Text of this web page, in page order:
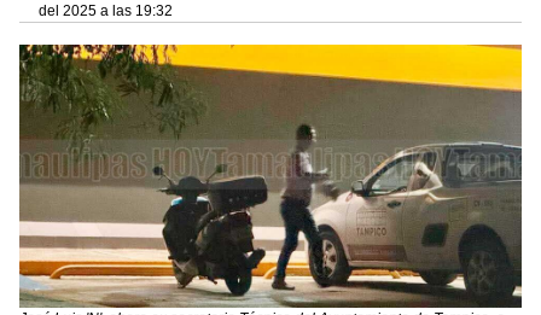
del 2025 a las 19:32